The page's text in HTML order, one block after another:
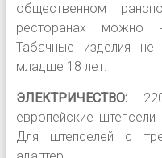
общественном
ресторанах можно
Табачные изделия
младше 18 лет.
ЭЛЕКТРИЧЕСТВО:
европейские штепсели
Для штепселей с